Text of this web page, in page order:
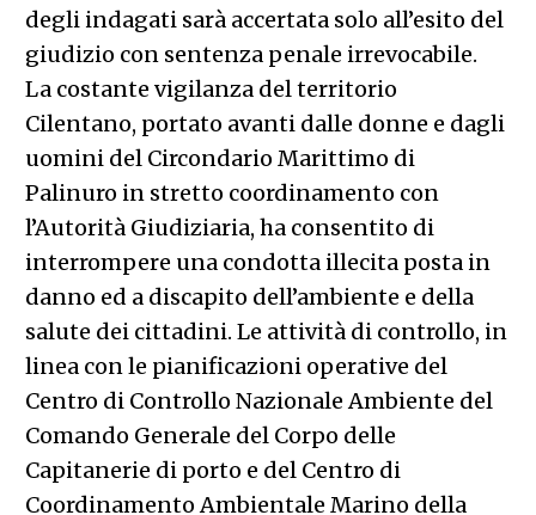
degli indagati sarà accertata solo all’esito del
giudizio con sentenza penale irrevocabile.
La costante vigilanza del territorio
Cilentano, portato avanti dalle donne e dagli
uomini del Circondario Marittimo di
Palinuro in stretto coordinamento con
l’Autorità Giudiziaria, ha consentito di
interrompere una condotta illecita posta in
danno ed a discapito dell’ambiente e della
salute dei cittadini. Le attività di controllo, in
linea con le pianificazioni operative del
Centro di Controllo Nazionale Ambiente del
Comando Generale del Corpo delle
Capitanerie di porto e del Centro di
Coordinamento Ambientale Marino della